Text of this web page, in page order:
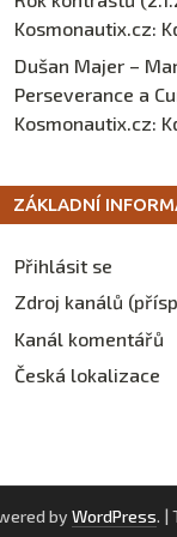
Kosmonautix.cz:
Dušan Majer –
Perseverance a
Kosmonautix.cz:
ZÁKLADNÍ
Přihlásit se
Zdroj kanálů
Kanál komentářů
Česká lokalizace
by WordPress. |